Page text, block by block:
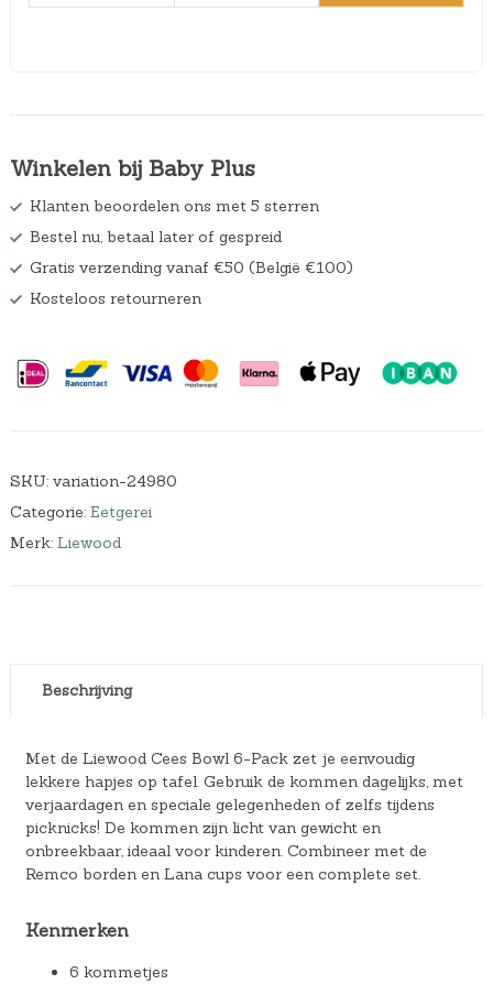
Winkelen bij Baby Plus
Klanten beoordelen ons met 5 sterren
Bestel nu, betaal later of gespreid
Gratis verzending vanaf €50 (België €100)
Kosteloos retourneren
SKU: variation-24980
Categorie: Eetgerei
Merk: Liewood
Beschrijving
Met de Liewood Cees Bowl 6-Pack zet je eenvoudig
lekkere hapjes op tafel. Gebruik de kommen dagelijks, met
verjaardagen en speciale gelegenheden of zelfs tijdens
picknicks! De kommen zijn licht van gewicht en
onbreekbaar, ideaal voor kinderen. Combineer met de
Remco borden en Lana cups voor een complete set.
Kenmerken
6 kommetjes